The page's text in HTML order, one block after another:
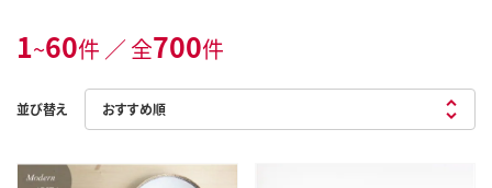
1~60件 ／ 全700件
並び替え